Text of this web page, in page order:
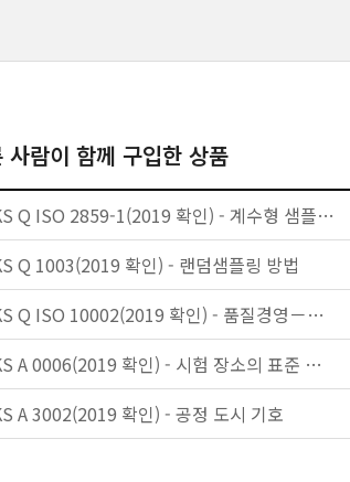
사람이 함께 구입한 상품
KS Q ISO 2859-1(2019 확인) - 계수형 샘플링검사 절차 — 제1부: 로트별 합격품질한계(AQL) 지표형 샘플링검사 방식
Q 1003(2019 확인) - 랜덤샘플링 방법
KS Q ISO 10002(2019 확인) - 품질경영－고객만족－조직의 불만처리에 대한 지침
KS A 0006(2019 확인) - 시험 장소의 표준 상태
A 3002(2019 확인) - 공정 도시 기호